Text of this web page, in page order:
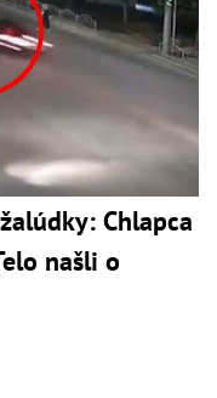
Chlapca
našli o